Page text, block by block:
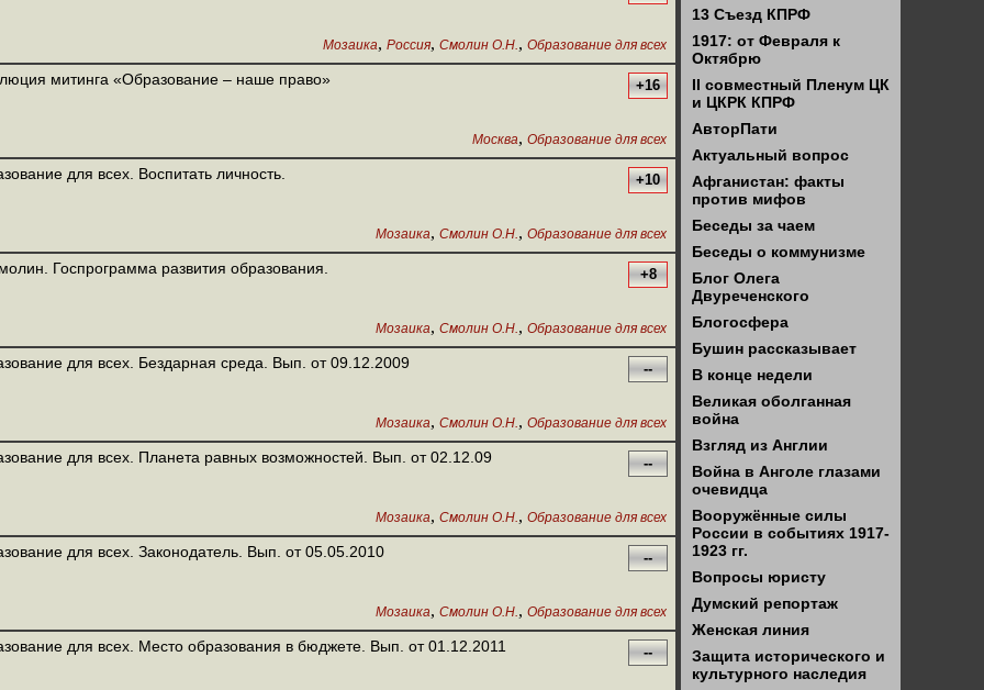
Мозаика, Россия, Смолин О.Н., Образование для всех
митинга «Образование – наше право» +16
Москва, Образование для всех
для всех. Воспитать личность. +10
Мозаика, Смолин О.Н., Образование для всех
Госпрограмма развития образования. +8
Мозаика, Смолин О.Н., Образование для всех
для всех. Бездарная среда. Вып. от 09.12.2009 --
Мозаика, Смолин О.Н., Образование для всех
для всех. Планета равных возможностей. Вып. от 02.12.09 --
Мозаика, Смолин О.Н., Образование для всех
для всех. Законодатель. Вып. от 05.05.2010 --
Мозаика, Смолин О.Н., Образование для всех
для всех. Место образования в бюджете. Вып. от 01.12.2011 --
13 Съезд КПРФ
1917: от Февраля к
Октябрю
II совместный Пленум ЦК
и ЦКРК КПРФ
АвторПати
Актуальный вопрос
Афганистан: факты
против мифов
Беседы за чаем
Беседы о коммунизме
Блог Олега
Двуреченского
Блогосфера
Бушин рассказывает
В конце недели
Великая оболганная
война
Взгляд из Англии
Война в Анголе глазами
очевидца
Вооружённые силы
России в событиях 1917-
1923 гг.
Вопросы юристу
Думский репортаж
Женская линия
Защита исторического и
культурного наследия